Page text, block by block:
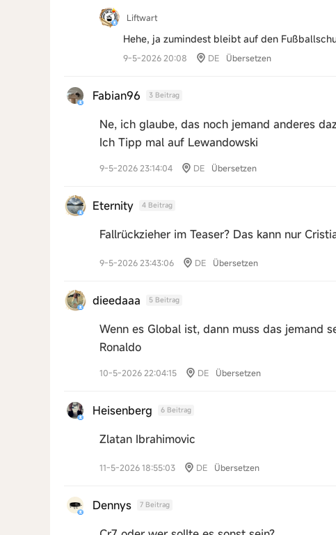
Liftwart
Hehe, ja zumindest bleibt auf den
9-5-2026 20:08 DE Übersetzen
Fabian96 3 Beitrag
Ne, ich glaube, das noch jemand anderes
Ich Tipp mal auf Lewandowski
9-5-2026 23:14:04 DE Übersetzen
Eternity 4 Beitrag
Fallrückzieher im Teaser? Das kann nur
9-5-2026 23:43:06 DE Übersetzen
dieedaaa 5 Beitrag
Wenn es Global ist, dann muss das jemand
Ronaldo
10-5-2026 22:04:15 DE Übersetzen
Heisenberg 6 Beitrag
Zlatan Ibrahimovic
11-5-2026 18:55:03 DE Übersetzen
Dennys 7 Beitrag